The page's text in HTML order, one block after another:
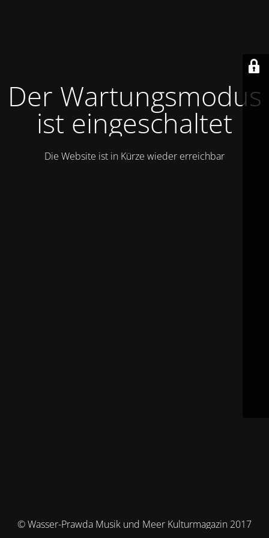
Der Wartungsmodus
ist eingeschaltet
Die Website ist in Kürze wieder erreichbar
© Wasser-Prawda Musik und Meer Kulturmagazin 2017